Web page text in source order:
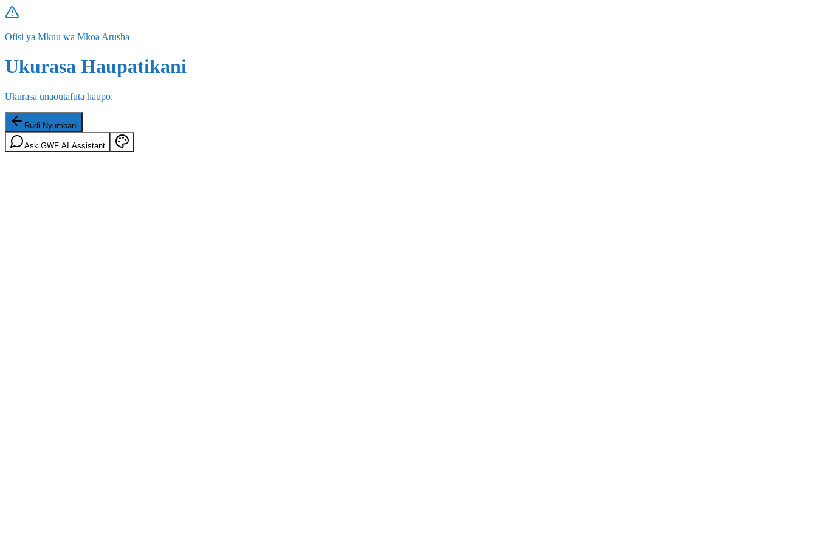
Ofisi ya Mkuu wa Mkoa Arusha
Ukurasa Haupatikani
Ukurasa unaoutafuta haupo.
Rudi Nyumbani
Ask GWF AI Assistant